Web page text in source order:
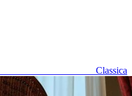
Classica